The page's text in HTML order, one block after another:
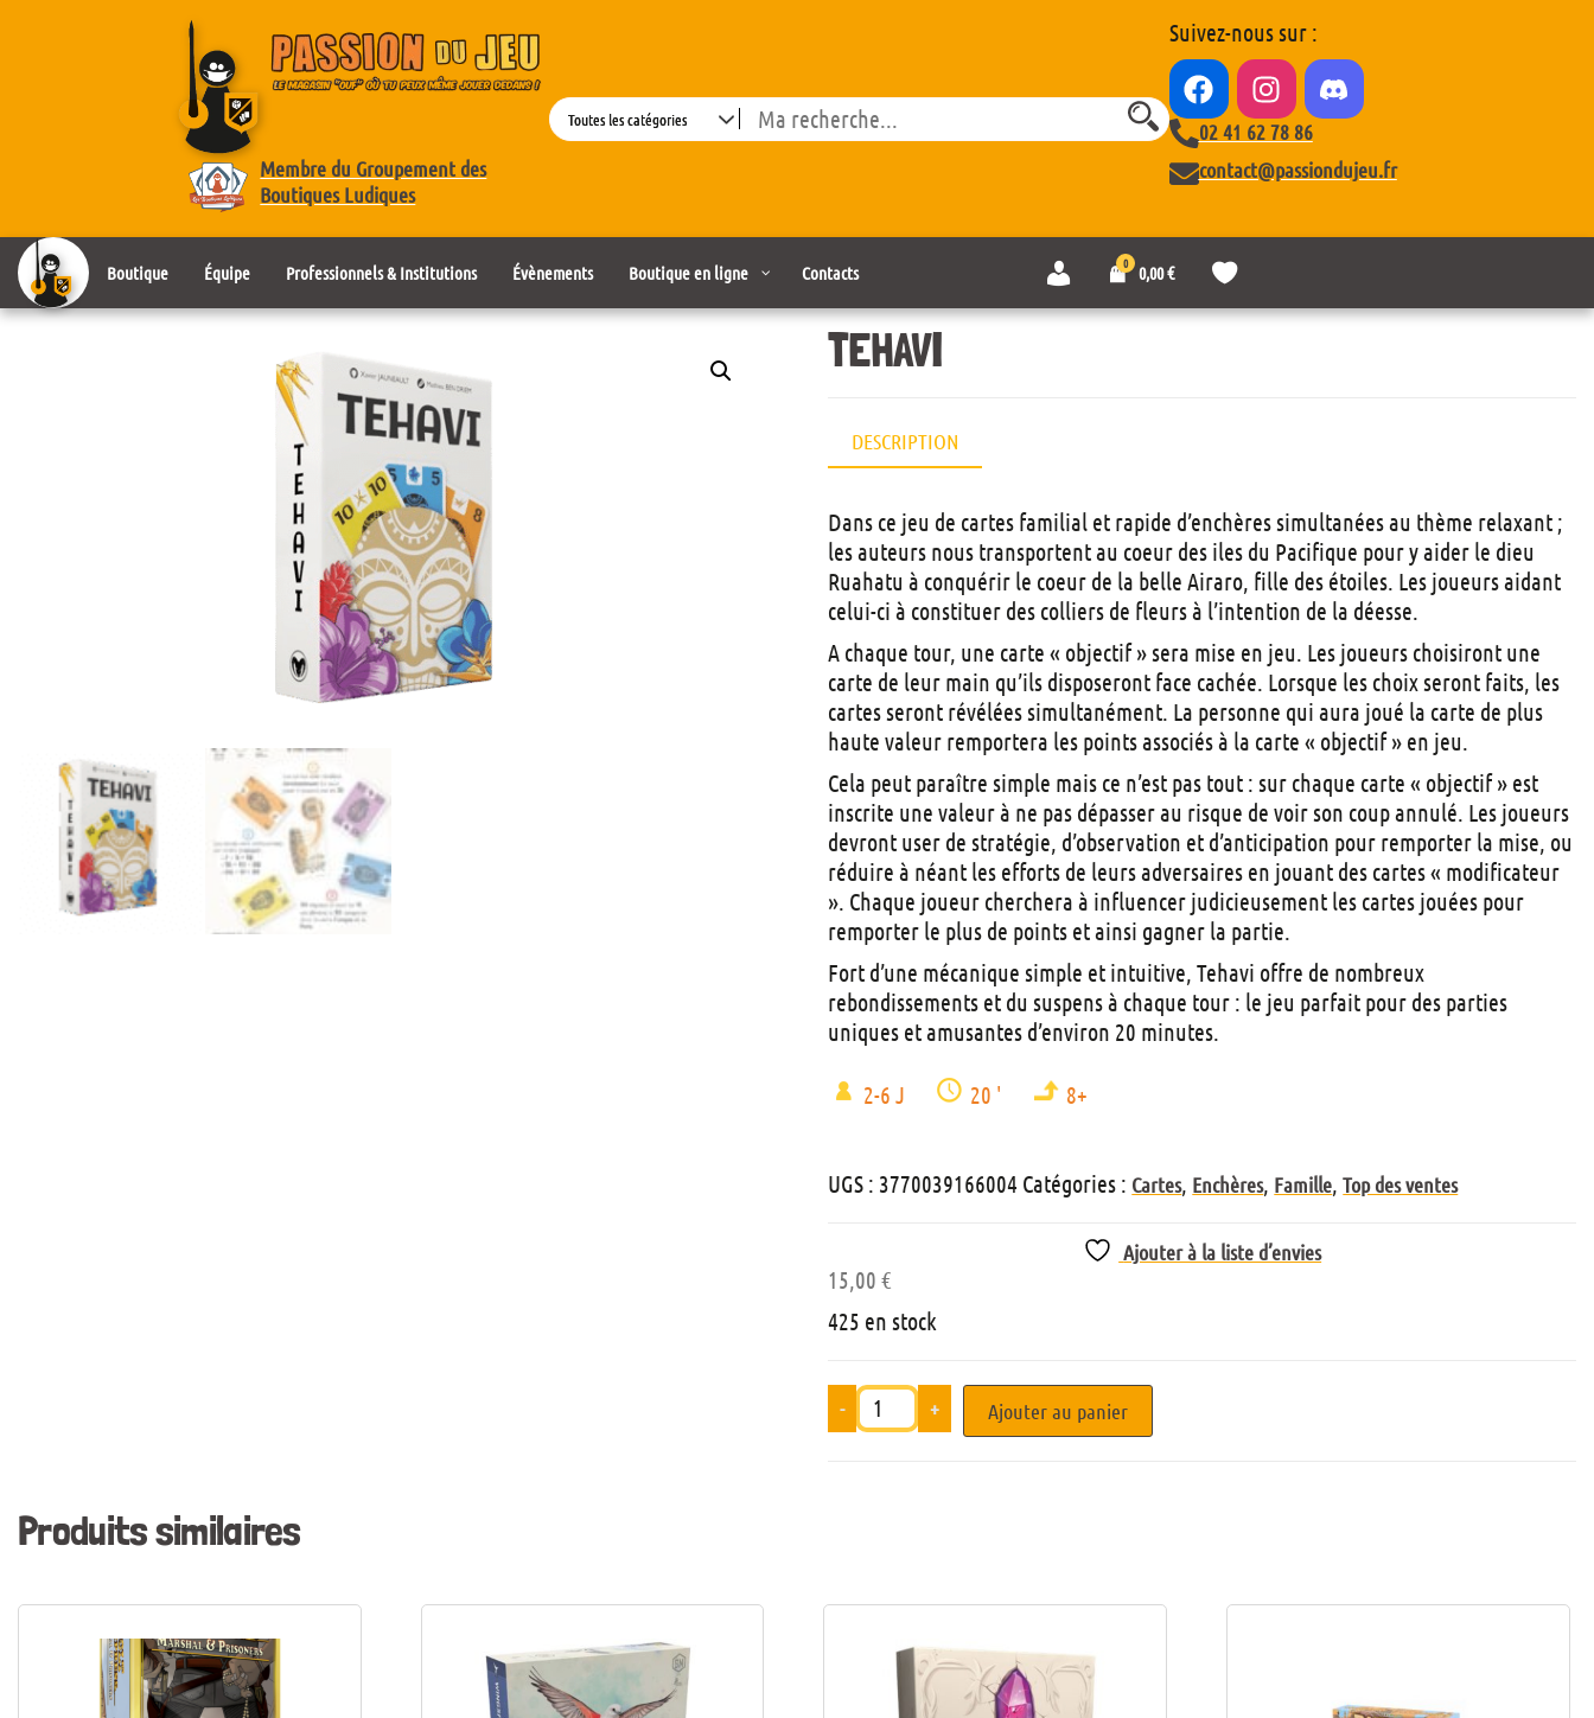
Membre du Groupement des
Boutiques Ludiques
Search
Suivez-nous sur :
02 41 62 78 86
contact@passiondujeu.fr
Boutique Équipe Professionnels & Institutions Évènements Boutique en ligne Contacts
n
0 0,00€
s
i
t
s
TEHAVI
DESCRIPTION
Dans ce jeu de cartes familial et rapide d’enchères simultanées au thème relaxant ;
les auteurs nous transportent au coeur des iles du Pacifique pour y aider le dieu
Ruahatu à conquérir le coeur de la belle Airaro, fille des étoiles. Les joueurs aidant
celui-ci à constituer des colliers de fleurs à l’intention de la déesse.
A chaque tour, une carte « objectif » sera mise en jeu. Les joueurs choisiront une
carte de leur main qu’ils disposeront face cachée. Lorsque les choix seront faits, les
cartes seront révélées simultanément. La personne qui aura joué la carte de plus
haute valeur remportera les points associés à la carte « objectif » en jeu.
Cela peut paraître simple mais ce n’est pas tout : sur chaque carte « objectif » est
inscrite une valeur à ne pas dépasser au risque de voir son coup annulé. Les joueurs
devront user de stratégie, d’observation et d’anticipation pour remporter la mise, ou
réduire à néant les efforts de leurs adversaires en jouant des cartes « modificateur
». Chaque joueur cherchera à influencer judicieusement les cartes jouées pour
remporter le plus de points et ainsi gagner la partie.
Fort d’une mécanique simple et intuitive, Tehavi offre de nombreux
rebondissements et du suspens à chaque tour : le jeu parfait pour des parties
uniques et amusantes d’environ 20 minutes.
2-6 J 20 ' 8+
UGS : 3770039166004 Catégories : Cartes, Enchères, Famille ,Top des ventes
Ajouter à la liste d’envies
15,00€
425 en stock
- + Ajouter au panier
Produits similaires